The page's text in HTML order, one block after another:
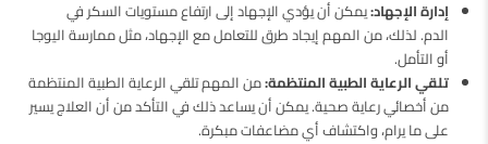
إدارة الإجهاد:يمكن أن يؤدي الإجهاد إلى ارتفاع مستويات السكر في
الدم. لذلك، من المهم إيجاد طرق للتعامل مع الإجهاد، مثل ممارسة اليوجا
أو التأمل.
تلقي الرعاية الطبية المنتظمة:من المهم تلقي الرعاية الطبية المنتظمة
من أخصائي رعاية صحية. يمكن أن يساعد ذلك في التأكد من أن العلاج يسير
على ما يرام، واكتشاف أي مضاعفات مبكرة.